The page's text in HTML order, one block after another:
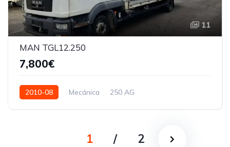
11
MAN TGL12.250
7,800€
2010-08 Mecánica 250 AG
1 / 2